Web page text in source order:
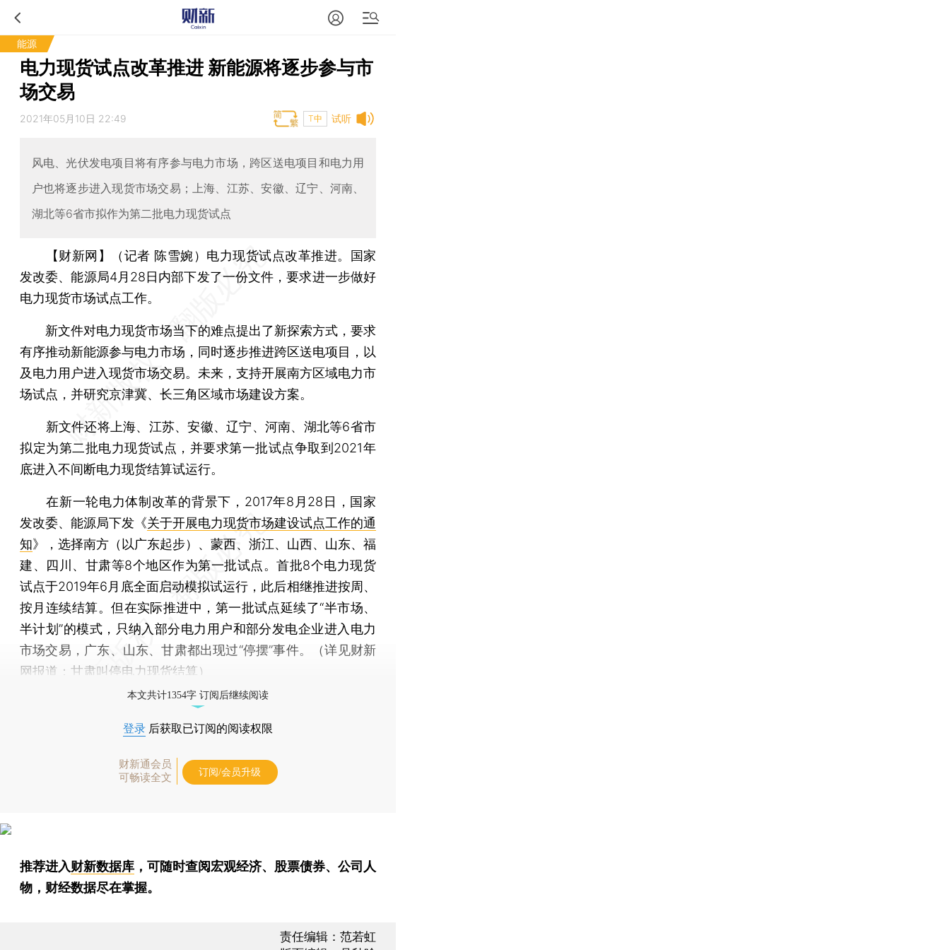
能源
电力现货试点改革推进 新能源将逐步参与市
场交易
试听
2021年05月10日 22:49 T中
风电、光伏发电项目将有序参与电力市场，跨区送电项目和电力用
户也将逐步进入现货市场交易；上海、江苏、安徽、辽宁、河南、
湖北等6省市拟作为第二批电力现货试点
【财新网】（记者 陈雪婉） 电力现货试点改革推进。国家
发改委、能源局4月28日内部下发了一份文件，要求进一步做好
电力现货市场试点工作。
新文件对电力现货市场当下的难点提出了新探索方式，要求
有序推动新能源参与电力市场，同时逐步推进跨区送电项目，以
及电力用户进入现货市场交易。未来，支持开展南方区域电力市
场试点，并研究京津冀、长三角区域市场建设方案。
新文件还将上海、江苏、安徽、辽宁、河南、湖北等6省市
拟定为第二批电力现货试点，并要求第一批试点争取到2021年
底进入不间断电力现货结算试运行。
在新一轮电力体制改革的背景下，2017年8月28日，国家
发改委、能源局下发《关于开展电力现货市场建设试点工作的通
知》，选择南方（以广东起步）、蒙西、浙江、山西、山东、福
建、四川、甘肃等8个地区作为第一批试点。首批8个电力现货
试点于2019年6月底全面启动模拟试运行，此后相继推进按周、
按月连续结算。但在实际推进中，第一批试点延续了“半市场、
半计划”的模式，只纳入部分电力用户和部分发电企业进入电力
市场交易，广东、山东、甘肃都出现过“停摆”事件。（详见财新
网报道： 甘肃叫停电力现货结算）
本文共计1354字 订阅后继续阅读
登录 后获取已订阅的阅读权限
财新通会员
可畅读全文
订阅/会员升级
推荐进入财新数据库 ，可随时查阅宏观经济、股票债券、公司人
物，财经数据尽在掌握。
责任编辑：范若虹